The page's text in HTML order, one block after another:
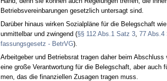
Be­triebs­ver­ein­ba­run­gen ge­setz­lich un­ter­sagt sind.
Dar­über hin­aus wir­ken So­zi­al­plä­ne für die Be­leg­schaft
un­mit­tel­bar und zwin­gend (§§ 112 Abs.1 Satz 3, 77
fas­sungs­ge­setz - Be­trVG).
Ar­beit­ge­ber und Be­triebs­rat tra­gen da­her beim Ab­schluss
ei­ne gro­ße Ver­ant­wor­tung für die Be­leg­schaft, aber auch
men, das die fi­nan­zi­el­len Zu­sa­gen tra­gen muss.